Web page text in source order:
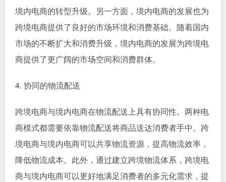
境内电商的转型升级。另一方面，境内电商的发展也为
跨境电商提供了良好的市场环境和消费基础。随着国内
市场的不断扩大和消费升级，境内电商的发展为跨境电
商提供了更广阔的市场空间和消费群体。
4. 协同的物流配送
跨境电商与境内电商在物流配送上具有协同性。两种电
商模式都需要依靠物流配送将商品送达消费者手中。跨
境电商与境内电商可以共享物流资源，提高物流效率，
降低物流成本。此外，通过建立跨境物流体系，跨境电
商与境内电商可以更好地满足消费者的多元化需求，提